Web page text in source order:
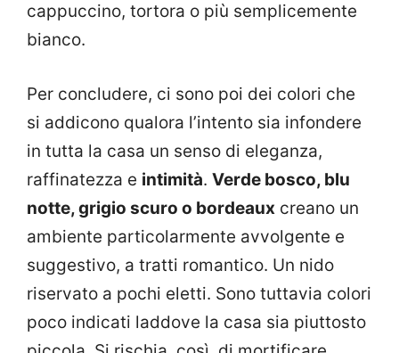
cappuccino, tortora o più semplicemente
bianco.
Per concludere, ci sono poi dei colori che
si addicono qualora l’intento sia infondere
in tutta la casa un senso di eleganza,
raffinatezza e intimità. Verde bosco, blu
notte, grigio scuro o bordeaux creano un
ambiente particolarmente avvolgente e
suggestivo, a tratti romantico. Un nido
riservato a pochi eletti. Sono tuttavia colori
poco indicati laddove la casa sia piuttosto